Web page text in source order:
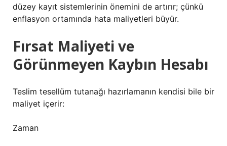
düzey kayıt sistemlerinin önemini de artırır; çünkü
enflasyon ortamında hata maliyetleri büyür.
Fırsat Maliyeti ve
Görünmeyen Kaybın Hesabı
Teslim tesellüm tutanağı hazırlamanın kendisi bile bir
maliyet içerir:
Zaman